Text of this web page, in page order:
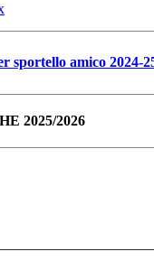
sportello amico 2024-
2025/2026